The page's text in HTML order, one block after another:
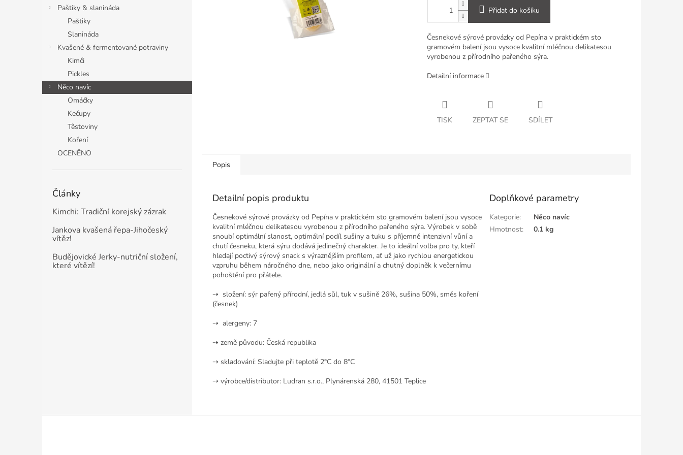
Paštiky & slanináda
Paštiky
Slanináda
Kvašené & fermentované potraviny
Kimči
Pickles
Něco navíc
Omáčky
Kečupy
Těstoviny
Koření
OCENĚNO
Články
Kimchi: Tradiční korejský zázrak
Jankova kvašená řepa-Jihočeský
vítěz!
Budějovické Jerky-nutriční složení,
které vítězí!
Přidat do košíku
Česnekové sýrové provázky od Pepína v praktickém sto
gramovém balení jsou vysoce kvalitní mléčnou delikatesou
vyrobenou z přírodního pařeného sýra.
Detailní informace
TISK ZEPTAT SE SDÍLET
Popis
Detailní popis produktu
Česnekové sýrové provázky od Pepína v praktickém sto gramovém balení jsou vysoce
kvalitní mléčnou delikatesou vyrobenou z přírodního pařeného sýra. Výrobek v sobě
snoubí optimální slanost, optimální podíl sušiny a tuku s příjemně intenzivní vůní a
chutí česneku, která sýru dodává jedinečný charakter. Je to ideální volba pro ty, kteří
hledají poctivý sýrový snack s výraznějším profilem, ať už jako rychlou energetickou
vzpruhu během náročného dne, nebo jako originální a chutný doplněk k večernímu
pohoštění pro přátele.
⇢ složení: sýr pařený přírodní, jedlá sůl, tuk v sušině 26%, sušina 50%, směs koření
(česnek)
⇢ alergeny: 7
⇢ země původu: Česká republika
⇢ skladování: Sladujte při teplotě 2°C do 8°C
⇢ výrobce/distributor: Ludran s.r.o., Plynárenská 280, 41501 Teplice
Doplňkové parametry
Kategorie:
Něco navíc
Hmotnost: 0.1 kg